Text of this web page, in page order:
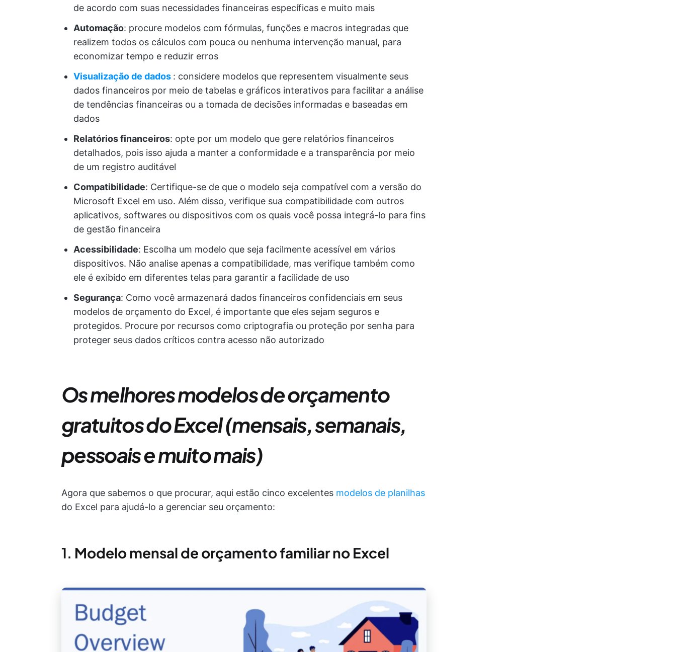
de acordo com suas necessidades financeiras específicas e muito mais
Automação: procure modelos com fórmulas, funções e macros integradas que
realizem todos os cálculos com pouca ou nenhuma intervenção manual, para
economizar tempo e reduzir erros
Visualização de dados : considere modelos que representem visualmente seus
dados financeiros por meio de tabelas e gráficos interativos para facilitar a análise
de tendências financeiras ou a tomada de decisões informadas e baseadas em
dados
Relatórios financeiros: opte por um modelo que gere relatórios financeiros
detalhados, pois isso ajuda a manter a conformidade e a transparência por meio
de um registro auditável
Compatibilidade: Certifique-se de que o modelo seja compatível com a versão do
Microsoft Excel em uso. Além disso, verifique sua compatibilidade com outros
aplicativos, softwares ou dispositivos com os quais você possa integrá-lo para fins
de gestão financeira
Acessibilidade: Escolha um modelo que seja facilmente acessível em vários
dispositivos. Não analise apenas a compatibilidade, mas verifique também como
ele é exibido em diferentes telas para garantir a facilidade de uso
Segurança: Como você armazenará dados financeiros confidenciais em seus
modelos de orçamento do Excel, é importante que eles sejam seguros e
protegidos. Procure por recursos como criptografia ou proteção por senha para
proteger seus dados críticos contra acesso não autorizado
Os melhoresmodelos de orçamento
gratuitos do Excel(mensais, semanais,
pessoais e muito mais)
Agora que sabemos o que procurar, aqui estão cinco excelentes modelos de planilhas
do Excel para ajudá-lo a gerenciar seu orçamento:
1. Modelo mensal de orçamento familiar no Excel